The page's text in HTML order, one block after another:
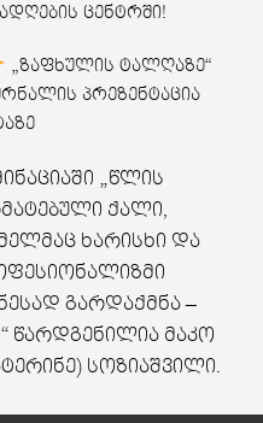
ცენტრში!
„ზაფხულის ტალღაზე“
პრეზენტაცია
„წლის
ქალი,
ხარისხი და
გარდაქმნა –
წარდგენილია მაკო
სოზიაშვილი.